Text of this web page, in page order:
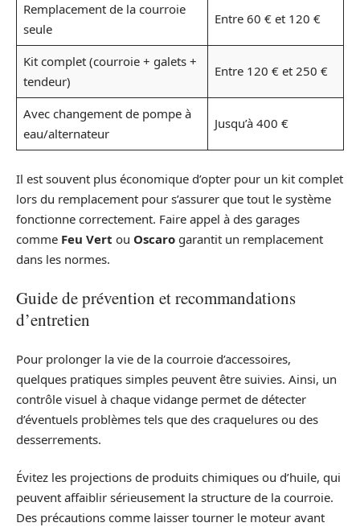
Remplacement de la courroie
seule
Entre 60 € et 120 €
Kit complet (courroie + galets +
tendeur)
Entre 120 € et 250 €
Avec changement de pompe à
eau/alternateur
Jusqu’à 400 €
Il est souvent plus économique d’opter pour un kit complet
lors du remplacement pour s’assurer que tout le système
fonctionne correctement. Faire appel à des garages
comme Feu Vert ou Oscaro garantit un remplacement
dans les normes.
Guide de prévention et recommandations
d’entretien
Pour prolonger la vie de la courroie d’accessoires,
quelques pratiques simples peuvent être suivies. Ainsi, un
contrôle visuel à chaque vidange permet de détecter
d’éventuels problèmes tels que des craquelures ou des
desserrements.
Évitez les projections de produits chimiques ou d’huile, qui
peuvent affaiblir sérieusement la structure de la courroie.
Des précautions comme laisser tourner le moteur avant